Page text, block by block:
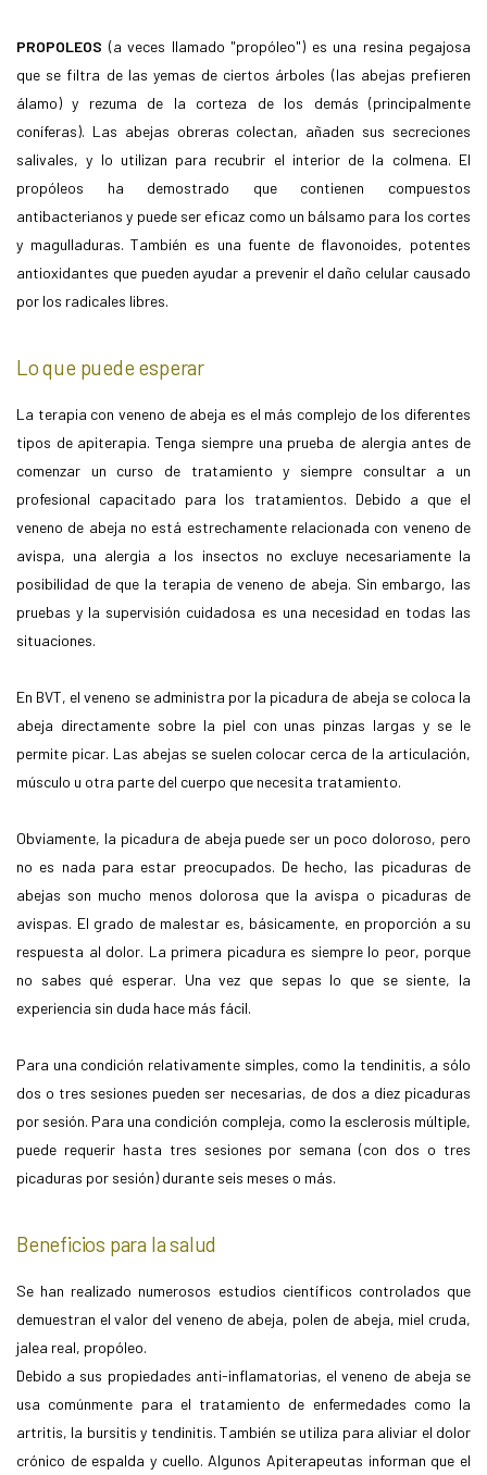
PROPOLEOS (a veces llamado "propóleo") es una resina pegajosa
que se filtra de las yemas de ciertos árboles (las abejas prefieren
álamo) y rezuma de la corteza de los demás (principalmente
coníferas). Las abejas obreras colectan, añaden sus secreciones
salivales, y lo utilizan para recubrir el interior de la colmena. El
propóleos ha demostrado que contienen compuestos
antibacterianos y puede ser eficaz como un bálsamo para los cortes
y magulladuras. También es una fuente de flavonoides, potentes
antioxidantes que pueden ayudar a prevenir el daño celular causado
por los radicales libres.
Lo que puede esperar
La terapia con veneno de abeja es el más complejo de los diferentes
tipos de apiterapia. Tenga siempre una prueba de alergia antes de
comenzar un curso de tratamiento y siempre consultar a un
profesional capacitado para los tratamientos. Debido a que el
veneno de abeja no está estrechamente relacionada con veneno de
avispa, una alergia a los insectos no excluye necesariamente la
posibilidad de que la terapia de veneno de abeja. Sin embargo, las
pruebas y la supervisión cuidadosa es una necesidad en todas las
situaciones.
En BVT, el veneno se administra por la picadura de abeja se coloca la
abeja directamente sobre la piel con unas pinzas largas y se le
permite picar. Las abejas se suelen colocar cerca de la articulación,
músculo u otra parte del cuerpo que necesita tratamiento.
Obviamente, la picadura de abeja puede ser un poco doloroso, pero
no es nada para estar preocupados. De hecho, las picaduras de
abejas son mucho menos dolorosa que la avispa o picaduras de
avispas. El grado de malestar es, básicamente, en proporción a su
respuesta al dolor. La primera picadura es siempre lo peor, porque
no sabes qué esperar. Una vez que sepas lo que se siente, la
experiencia sin duda hace más fácil.
Para una condición relativamente simples, como la tendinitis, a sólo
dos o tres sesiones pueden ser necesarias, de dos a diez picaduras
por sesión. Para una condición compleja, como la esclerosis múltiple,
puede requerir hasta tres sesiones por semana (con dos o tres
picaduras por sesión) durante seis meses o más.
Beneficios para la salud
Se han realizado numerosos estudios científicos controlados que
demuestran el valor del veneno de abeja, polen de abeja, miel cruda,
jalea real, propóleo.
Debido a sus propiedades anti-inflamatorias, el veneno de abeja se
usa comúnmente para el tratamiento de enfermedades como la
artritis, la bursitis y tendinitis. También se utiliza para aliviar el dolor
crónico de espalda y cuello. Algunos Apiterapeutas informan que el